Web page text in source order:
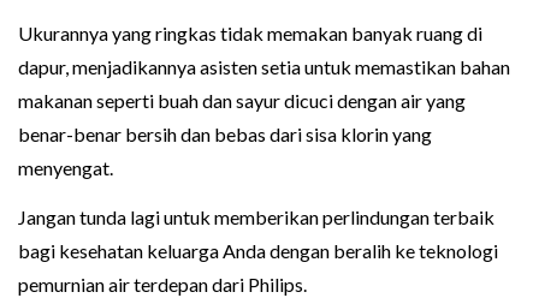
Ukurannya yang ringkas tidak memakan banyak ruang di
dapur, menjadikannya asisten setia untuk memastikan bahan
makanan seperti buah dan sayur dicuci dengan air yang
benar-benar bersih dan bebas dari sisa klorin yang
menyengat.
Jangan tunda lagi untuk memberikan perlindungan terbaik
bagi kesehatan keluarga Anda dengan beralih ke teknologi
pemurnian air terdepan dari Philips.